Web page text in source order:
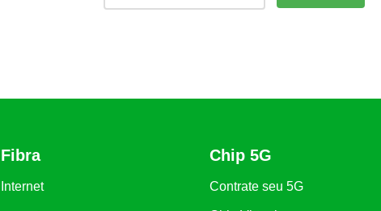
Fibra
Internet
Chip 5G
Contrate seu 5G